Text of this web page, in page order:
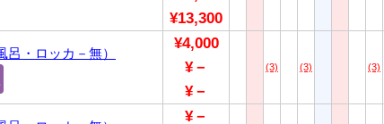
¥13,300
・ロッカ－無）
¥4,000
¥－
¥－
(3) (3) (3)
¥－